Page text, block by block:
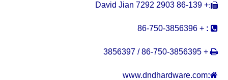

:
+ 86-139 2903 7292 David Jian

:
+ 86-750-3856396

+ 86-750-3856395 / 3856397

:
www.dndhardware.com